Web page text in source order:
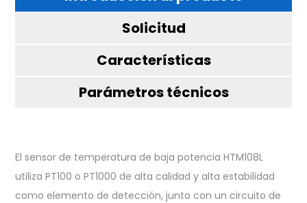
Solicitud
Características
Parámetros técnicos
El sensor de temperatura de baja potencia HTM108L
utiliza PT100 o PT1000 de alta calidad y alta estabilidad
como elemento de detección, junto con un circuito de